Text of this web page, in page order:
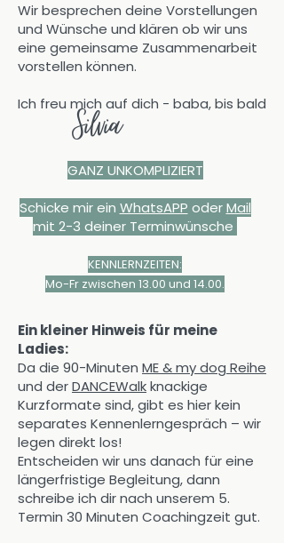
Wir besprechen deine Vorstellungen
und Wünsche und klären ob wir uns
eine gemeinsame Zusammenarbeit
vorstellen können.
Ich freu mich auf dich - baba, bis bald
Silvia
GANZ UNKOMPLIZIERT
Schicke mir ein WhatsAPP oderMail
mit 2-3 deiner Terminwünsche
KENNLERNZEITEN:
Mo-Fr zwischen 13.00 und 14.00.
Ein kleiner Hinweis für meine
Ladies:
Da die 90-Minuten ME & my dog Reihe
und derDANCEWalkknackige
Kurzformate sind, gibt es hier kein
separates Kennenlerngespräch – wir
legen direkt los!
Entscheiden wir uns danach für eine
längerfristige Begleitung, dann
schreibe ich dir nach unserem 5.
Termin 30 Minuten Coachingzeit gut.